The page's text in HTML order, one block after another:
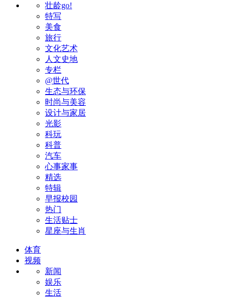
壮龄go!
特写
美食
旅行
文化艺术
人文史地
专栏
@世代
生态与环保
时尚与美容
设计与家居
光影
科玩
科普
汽车
心事家事
精选
特辑
早报校园
热门
生活贴士
星座与生肖
体育
视频
新闻
娱乐
生活